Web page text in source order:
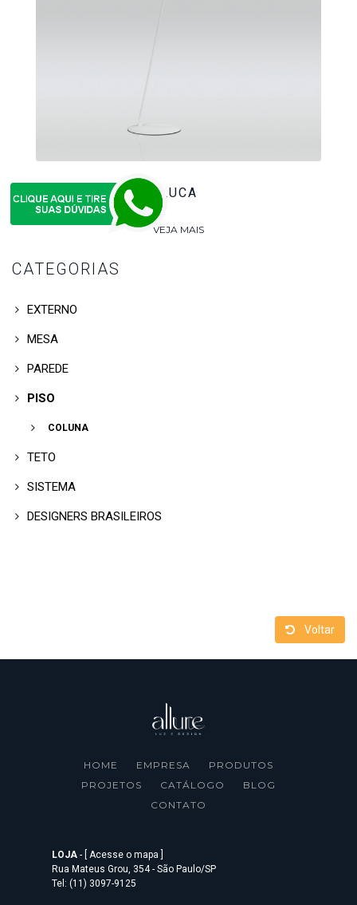
LUCA
VEJA MAIS
CATEGORIAS
EXTERNO
MESA
PAREDE
PISO
COLUNA
TETO
SISTEMA
DESIGNERS BRASILEIROS
Voltar
HOME EMPRESA
PRODUTOS
PROJETOS
CATÁLOGO
BLOG
CONTATO
LOJA -
[ Acesse o mapa ]
Rua Mateus Grou, 354 - São Paulo/SP
Tel: (11) 3097-9125